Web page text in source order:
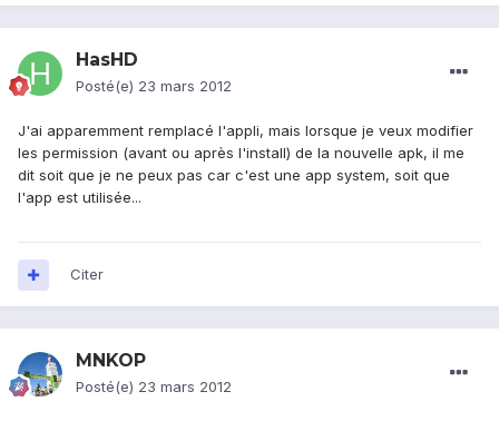
HasHD
Posté(e) 23 mars 2012
J'ai apparemment remplacé l'appli, mais lorsque je veux modifier
les permission (avant ou après l'install) de la nouvelle apk, il me
dit soit que je ne peux pas car c'est une app system, soit que
l'app est utilisée...
Citer
MNKOP
Posté(e) 23 mars 2012